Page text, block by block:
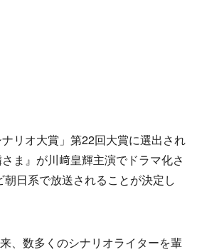
リオ大賞」第22回大賞に選出され
ま』が川﨑皇輝主演でドラマ化さ
日系で放送されることが決定し
、数多くのシナリオライターを輩